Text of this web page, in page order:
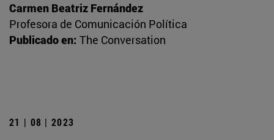
Carmen Beatriz Fernández
Profesora de Comunicación Política
Publicado en: The Conversation
21 | 08 | 2023